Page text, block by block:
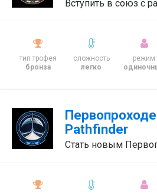
Вступить в союз с
тип трофея
бронза
сложность
легко
режим
Pathfinder
Стать новым